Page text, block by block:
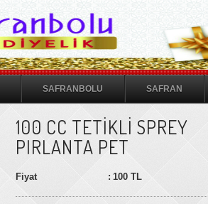
SAFRANBOLU SAFRAN
100 CC TETİKLİ SPREY
PIRLANTA PET
Fiyat : 100 TL